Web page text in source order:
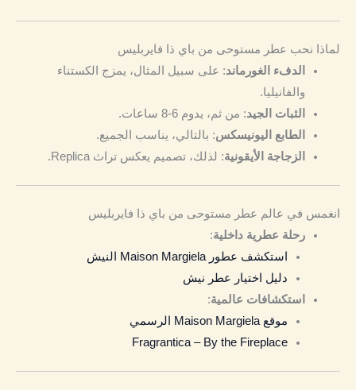
لماذا نحب عطر مستوحى من باي ذا فايربليس
الدفء الغورماند: على سبيل المثال، يمزج الكستناء
والفانيليا.
الثبات الجيد: من ثم، يدوم 6-8 ساعات.
الطابع اليونيسكس: بالتالي، يناسب الجميع.
الزجاجة الأيقونية: لذلك، تصميم يعكس تراث Replica.
انغمس في عالم عطر مستوحى من باي ذا فايربليس
رحلة عطرية داخلية:
استكشف عطور Maison Margiela النيش
دليل اختيار عطر نيش
استكشافات عالمية:
موقع Maison Margiela الرسمي
Fragrantica – By the Fireplace